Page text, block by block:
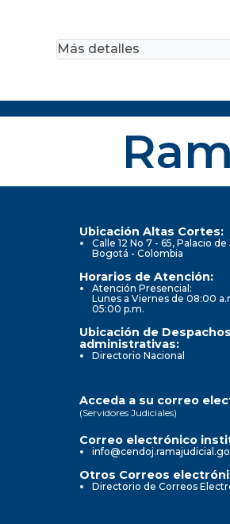
Más detalles
Ubicación Altas Cortes:
Calle 12 No 7 - 65, Palacio
Bogotá - Colombia
Horarios de Atención:
Atención Presencial:
Lunes a Viernes de 08:00
05:00 p.m.
Ubicación de
administrativas:
Directorio Nacional
Acceda a su correo
(Servidores Judiciales)
Correo electrónico
Otros Correos
Directorio de Correos